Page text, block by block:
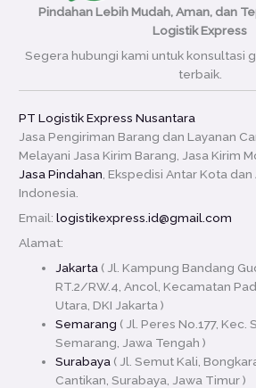
Pindahan Lebih Mudah, Aman, dan
Logistik Express
Segera hubungi kami untuk konsultasi
terbaik.
PT Logistik Express Nusantara
Jasa Pengiriman Barang dan Layanan
Melayani Jasa Kirim Barang, Jasa Kirim
Jasa Pindahan, Ekspedisi Antar Kota
Indonesia.
Email:logistikexpress.id@gmail.com
Alamat:
Jakarta ( Jl. Kampung Bandang
RT.2/RW.4, Ancol, Kecamatan
Utara, DKI Jakarta )
Semarang ( Jl. Peres No.177,
Semarang, Jawa Tengah )
Surabaya ( Jl. Semut Kali,
Cantikan, Surabaya, Jawa Timur )